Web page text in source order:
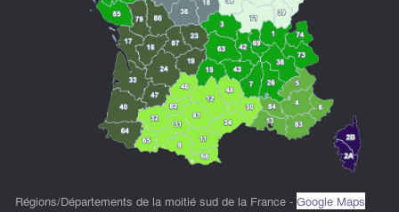
Régions/Départements de la moitié sud de la France - Google Maps